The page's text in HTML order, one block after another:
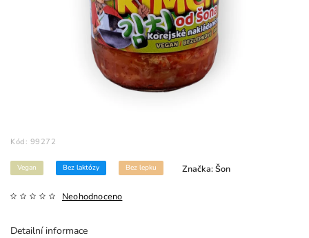
Kód: 99272
Vegan Bez laktózy Bez lepku
Neohodnoceno
Značka:Šon
Detailní informace